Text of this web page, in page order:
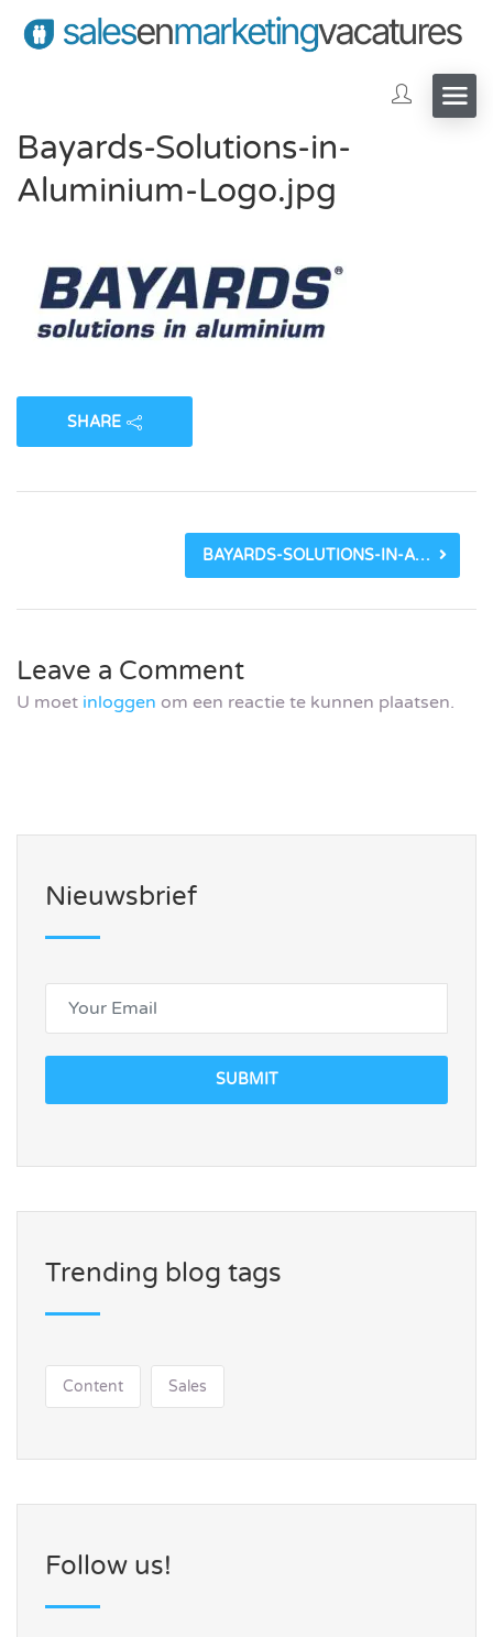
Bayards-Solutions-in-
Aluminium-Logo.jpg
SHARE
BAYARDS-SOLUTIONS-IN-ALUMINIUM-LOGO.JPG
Leave a Comment
U moet inloggen om een reactie te kunnen plaatsen.
Nieuwsbrief
SUBMIT
Trending blog tags
Content Sales
Follow us!